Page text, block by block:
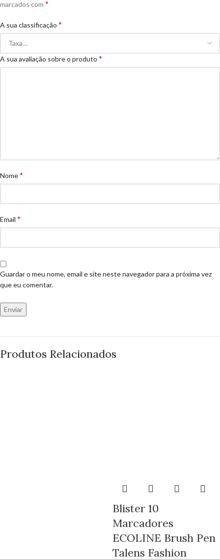
marcados com *
A sua classificação *
A sua avaliação sobre o produto *
Nome*
Email *
Guardar o meu nome, email e site neste navegador para a próxima vez
que eu comentar.
Produtos Relacionados
Blister 10
Marcadores
ECOLINE Brush Pen
Talens Fashion